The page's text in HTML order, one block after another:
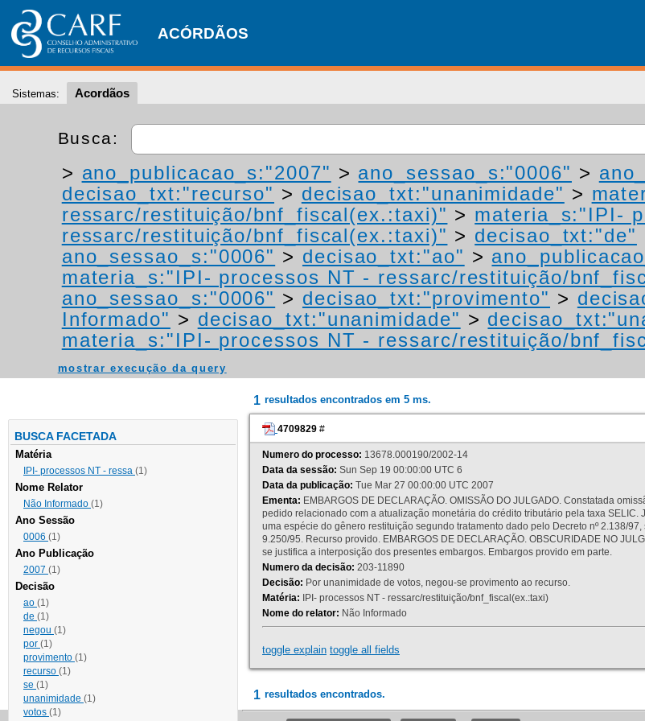
ACÓRDÃOS
Sistemas: Acordãos
Busca:
> ano_publicacao_s:"2007" > ano_sessao_s:"0006" >
decisao_txt:"recurso" > decisao_txt:"unanimidade" >
ressarc/restituição/bnf_fiscal(ex.:taxi)" > materia_s:"IPI-
ressarc/restituição/bnf_fiscal(ex.:taxi)" > decisao_txt:"de"
ano_sessao_s:"0006" > decisao_txt:"ao" >
materia_s:"IPI- processos NT - ressarc/restituição/
ano_sessao_s:"0006" > decisao_txt:"provimento" >
Informado" > decisao_txt:"unanimidade" >
materia_s:"IPI- processos NT - ressarc/restituição/
mostrar execução da query
BUSCA FACETADA
Matéria
IPI- processos NT - ressa (1)
Nome Relator
Não Informado (1)
Ano Sessão
0006 (1)
Ano Publicação
2007 (1)
Decisão
ao (1)
de (1)
negou (1)
por (1)
provimento (1)
recurso (1)
se (1)
unanimidade (1)
votos (1)
1 resultados encontrados em 5 ms.
4709829 #
Numero do processo: 13678.000190/2002-14
Data da sessão: Sun Sep 19 00:00:00 UTC 6
Data da publicação: Tue Mar 27 00:00:00 UTC 2007
Ementa: EMBARGOS DE DECLARAÇÃO. OMISSÃO DO JULGADO. Constatada
pedido relacionado com a atualização monetária do crédito tributário pela taxa
uma espécie do gênero restituição segundo tratamento dado pelo Decreto nº 2.138/
9.250/95. Recurso provido. EMBARGOS DE DECLARAÇÃO. OBSCURIDADE NO
se justifica a interposição dos presentes embargos. Embargos provido em parte.
Numero da decisão: 203-11890
Decisão: Por unanimidade de votos, negou-se provimento ao recurso.
Matéria: IPI- processos NT - ressarc/restituição/bnf_fiscal(ex.:taxi)
Nome do relator: Não Informado
toggle explain toggle all fields
1 resultados encontrados.